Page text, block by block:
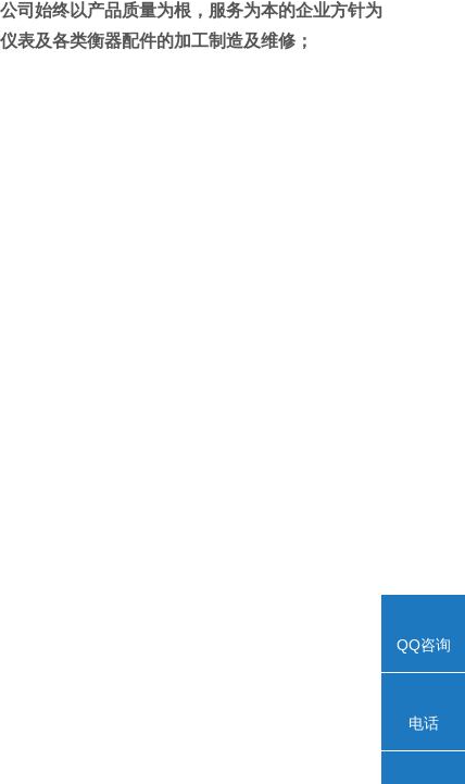
看公司始终以产品质量为根，服务为本的企业方针为
仪表及各类衡器配件的加工制造及维修；
QQ咨询
电话